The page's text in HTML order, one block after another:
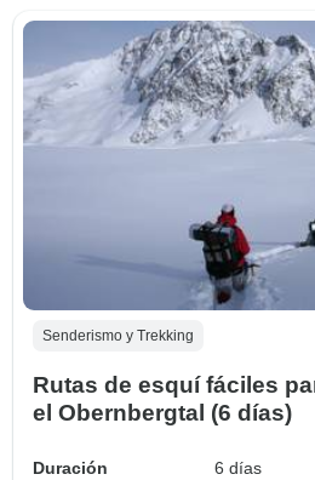
Senderismo y Trekking
Rutas de esquí fáciles
el Obernbergtal (6 días)
Duración
6 días